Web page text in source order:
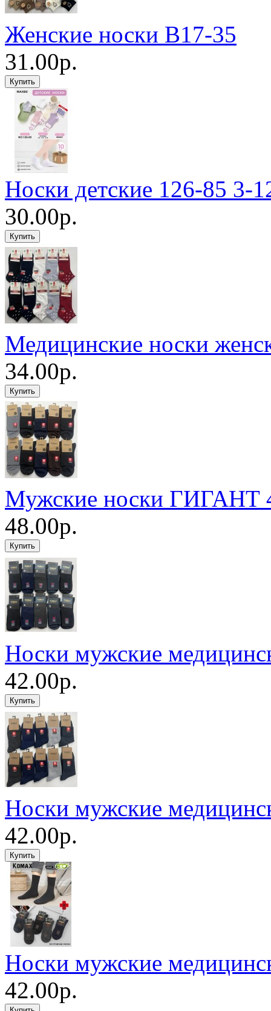
Женские носки B17-35
31.00р.
Носки детские 126-85 3-
30.00р.
Медицинские носки
34.00р.
Мужские носки ГИГАНТ
48.00р.
Носки мужские
42.00р.
Носки мужские
42.00р.
Носки мужские
42.00р.